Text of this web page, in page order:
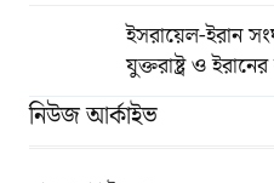
ইসরায়েল-ইরান
যুক্তরাষ্ট্র ও
নিউজ আর্কাইভ